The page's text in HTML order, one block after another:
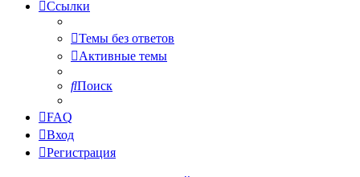
Ссылки
Темы без ответов
Активные темы
Поиск
FAQ
Вход
Регистрация